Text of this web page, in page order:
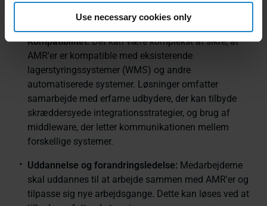
Use necessary cookies only
Kompatibilitet:Det kan være komplekst at sikre, at
AMR'er er kompatible med eksisterende
lagerstyringssystemer (WMS) og andre
automatiserede systemer. Løsninger omfatter
samarbejde med erfarne udbydere, der kan tilbyde
skræddersyede integrationsstrategier, og brug af
middleware, der letter kommunikationen mellem
forskellige systemer.
Uddannelse og forandringsledelse: Medarbejderne
skal uddannes til at arbejde sammen med AMR'er og
tilpasse sig nye arbejdsgange. Dette kan løses ved at